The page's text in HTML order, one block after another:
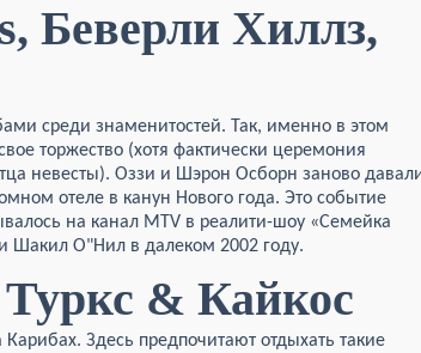
Беверли Хиллз,
среди знаменитостей. Так, именно в этом
торжество (хотя фактически церемония
невесты). Оззи и Шэрон Осборн заново
отеле в канун Нового года. Это событие
на канал MTV в реалити-шоу «Семейка
Шакил О"Нил в далеком 2002 году.
& Кайкос
Здесь предпочитают отдыхать такие